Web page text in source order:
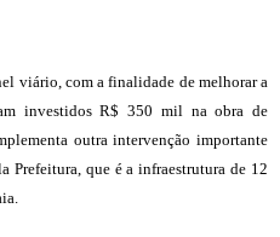
viário, com a finalidade de melhorar a
investidos R$ 350 mil na obra de
outra intervenção importante
Prefeitura, que é a infraestrutura de 12